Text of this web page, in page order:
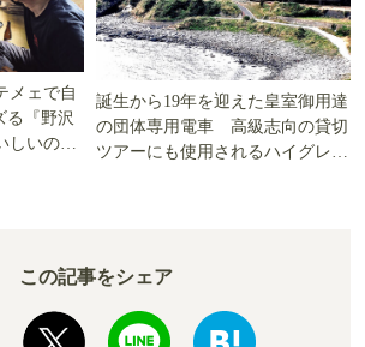
メェで自
『野沢
しいの
誕生から19年を迎えた皇室御用達
の団体専用電車 高級志向の貸切
ツアーにも使用されるハイグレー
この記事をシェア